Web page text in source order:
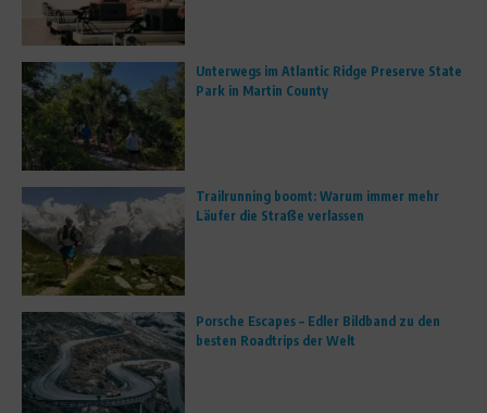
Unterwegs im Atlantic Ridge Preserve State
Park in Martin County
Trailrunning boomt: Warum immer mehr
Läufer die Straße verlassen
Porsche Escapes – Edler Bildband zu den
besten Roadtrips der Welt